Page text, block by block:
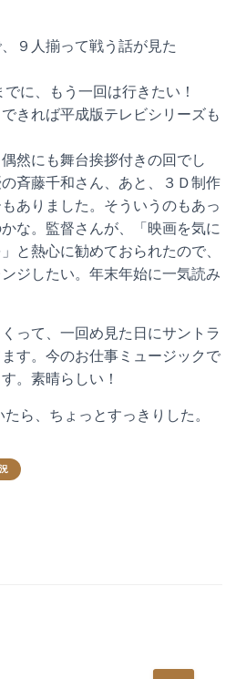
９人揃って戦う話が見た
に、もう一回は行きたい！
きれば平成版テレビシリーズも
然にも舞台挨拶付きの回でし
斉藤千和さん、あと、３Ｄ制作
ありました。そういうのもあっ
な。監督さんが、「映画を気に
と熱心に勧めておられたので、
ジしたい。年末年始に一気読み
って、一回め見た日にサントラ
す。今のお仕事ミュージックで
。素晴らしい！
ら、ちょっとすっきりした。